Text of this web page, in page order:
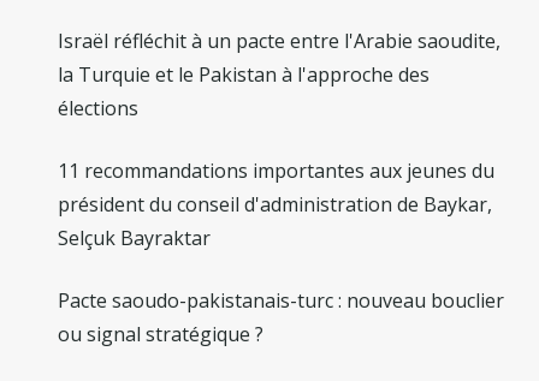
Israël réfléchit à un pacte entre l'Arabie saoudite,
la Turquie et le Pakistan à l'approche des
élections
11 recommandations importantes aux jeunes du
président du conseil d'administration de Baykar,
Selçuk Bayraktar
Pacte saoudo-pakistanais-turc : nouveau bouclier
ou signal stratégique ?